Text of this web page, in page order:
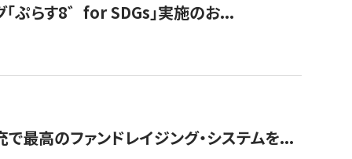
ぷらす8゛for SDGs」実施のお...
最高のファンドレイジング・システムを...